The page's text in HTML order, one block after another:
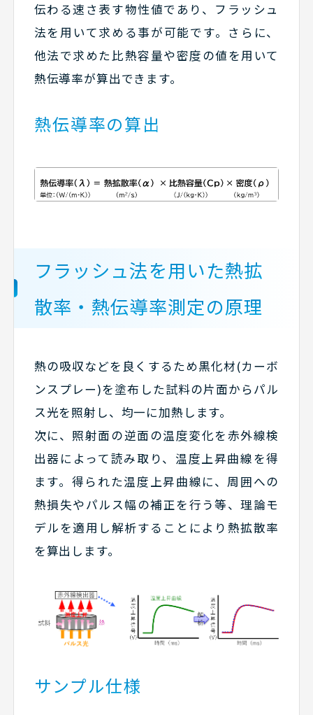
伝わる速さ表す物性値であり、フラッシュ
法を用いて求める事が可能です。さらに、
他法で求めた比熱容量や密度の値を用いて
熱伝導率が算出できます。
熱伝導率の算出
フラッシュ法を用いた熱拡
散率・熱伝導率測定の原理
熱の吸収などを良くするため黒化材(カーボ
ンスプレー)を塗布した試料の片面からパル
ス光を照射し、均一に加熱します。
次に、照射面の逆面の温度変化を赤外線検
出器によって読み取り、温度上昇曲線を得
ます。得られた温度上昇曲線に、周囲への
熱損失やパルス幅の補正を行う等、理論モ
デルを適用し解析することにより熱拡散率
を算出します。
サンプル仕様